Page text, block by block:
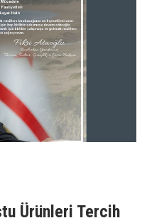
Ürünleri Tercih